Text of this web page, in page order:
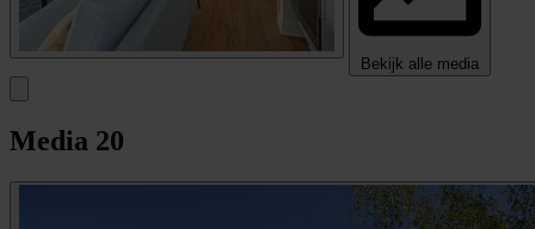
Bekijk alle media
Media 20